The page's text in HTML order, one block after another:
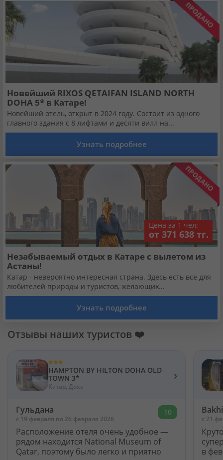
Новейший RIXOS QETAIFAN ISLAND NORTH
DOHA 5* в Катаре!
Новейший отель, открыт в 2024 году. Состоит из одного
главного здания с 8 лифтами и десяти вилл на...
Узнать подробнее
Цена за 1 чел:
от 371 638 тг.
Незабываемый отдых в Катаре с вылетом из
Астаны!
Катар - невероятно интересная страна. Здесь есть все для
любителей природы и туристов, желающих...
Узнать подробнее
Отзывы наших туристов ❤️
HAMPTON BY HILTON DOHA OLD
TOWN 3*
Катар, Доха
›
Гульдана
c 19 февраля по 26 февраля 2026
10
Расположение отеля очень удобное —
рядом находится National Museum of
Qatar, поэтому было легко и приятно
c 21
в